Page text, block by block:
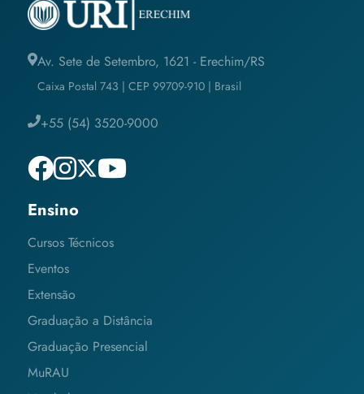
Av. Sete de Setembro, 1621 - Erechim/RS
Caixa Postal 743 | CEP 99709-910 | Brasil
+55 (54) 3520-9000
Ensino
Cursos Técnicos
Eventos
Extensão
Graduação a Distância
Graduação Presencial
MuRAU